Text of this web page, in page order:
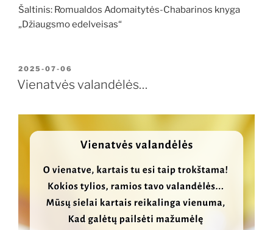
Šaltinis: Romualdos Adomaitytės-Chabarinos knyga
„Džiaugsmo edelveisas“
PASKELBTA
2025-07-06
Vienatvės valandėlės…